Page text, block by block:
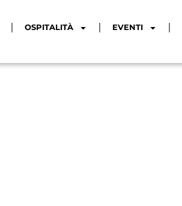
OSPITALITÀ EVENTI